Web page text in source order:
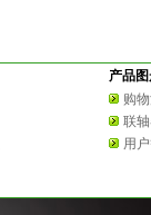
产品
购
联
用